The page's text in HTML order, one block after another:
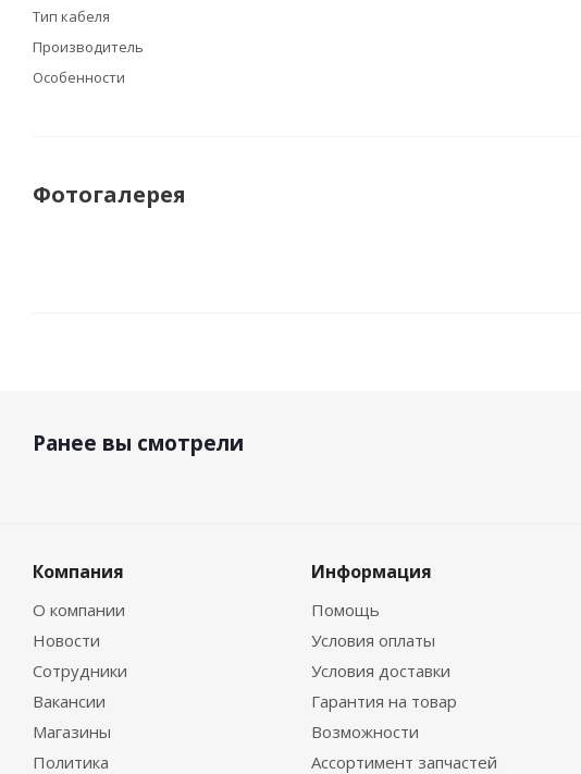
Тип кабеля
Производитель
Особенности
Фотогалерея
Ранее вы смотрели
Компания
О компании
Новости
Сотрудники
Вакансии
Магазины
Политика
Информация
Помощь
Условия оплаты
Условия доставки
Гарантия на товар
Возможности
Ассортимент запчастей